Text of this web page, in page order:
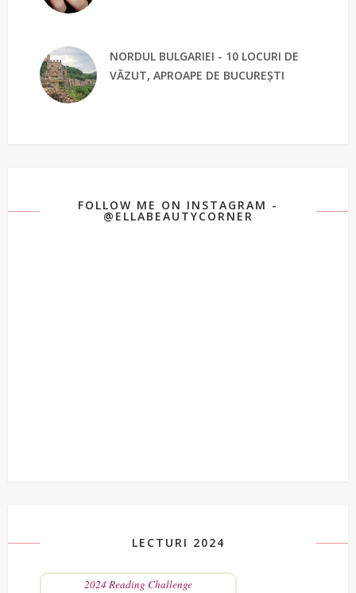
NORDUL BULGARIEI - 10 LOCURI DE
VĂZUT, APROAPE DE BUCUREȘTI
FOLLOW ME ON INSTAGRAM -
@ELLABEAUTYCORNER
LECTURI 2024
2024 Reading Challenge